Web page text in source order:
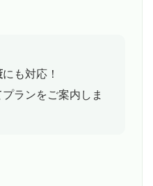
にも対応！
ランをご案内しま